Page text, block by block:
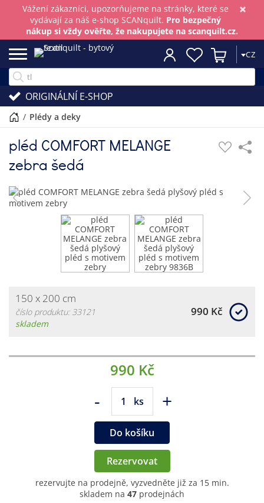
×
Vážení zákazníci, upozorňujeme na stránky, které se
vydávají za náš e-shop SCANquilt. Pro bezpečný
nákup si vždy ověřte, že nakupujete na scanquilt.cz.
CZ
ORIGINÁLNÍ E-SHOP
/ plédy a deky
pléd COMFORT MELANGE
zebra šedá
150 x 200 cm
číslo produktu: 33121
skladem
990 Kč
990 Kč
- ks +
Do košíku
Rezervovat
rezervujte na prodejně, vyzvedněte již za 15 min.
skladem na 47 prodejnách